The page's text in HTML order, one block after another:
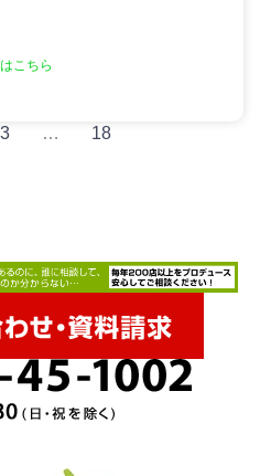
こちら
3 … 18